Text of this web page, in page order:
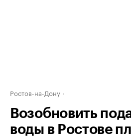
Ростов-на-Дону
Возобновить
воды в Ростове